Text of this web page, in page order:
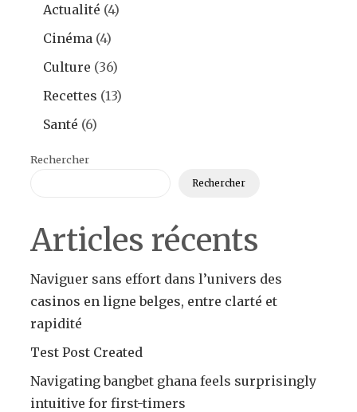
Actualité (4)
Cinéma (4)
Culture (36)
Recettes (13)
Santé (6)
Rechercher
Rechercher
Articles récents
Naviguer sans effort dans l’univers des
casinos en ligne belges, entre clarté et
rapidité
Test Post Created
Navigating bangbet ghana feels surprisingly
intuitive for first-timers